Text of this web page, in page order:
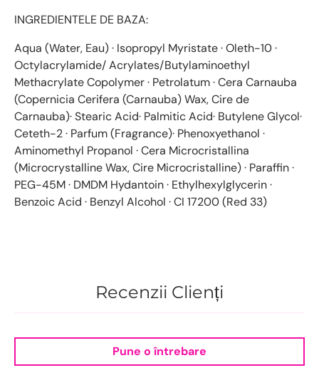
INGREDIENTELE DE BAZA:
Aqua (Water, Eau) · Isopropyl Myristate · Oleth-10 ·
Octylacrylamide/ Acrylates/Butylaminoethyl
Methacrylate Copolymer · Petrolatum · Cera Carnauba
(Copernicia Cerifera (Carnauba) Wax, Cire de
Carnauba)· Stearic Acid· Palmitic Acid· Butylene Glycol·
Ceteth-2 · Parfum (Fragrance)· Phenoxyethanol ·
Aminomethyl Propanol · Cera Microcristallina
(Microcrystalline Wax, Cire Microcristalline) · Paraffin ·
PEG-45M · DMDM Hydantoin · Ethylhexylglycerin ·
Benzoic Acid · Benzyl Alcohol · CI 17200 (Red 33)​
Recenzii Clienți
Pune o întrebare